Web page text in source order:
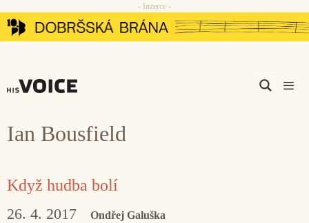
Přeskočit
na
- Inzerce -
Ian Bousfield
Když hudba bolí
26. 4. 2017 Ondřej Galuška